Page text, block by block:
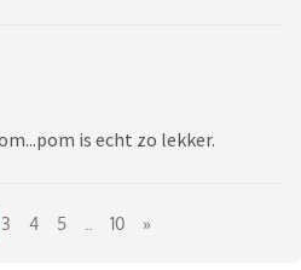
is echt zo lekker.
3 4 5 10 »